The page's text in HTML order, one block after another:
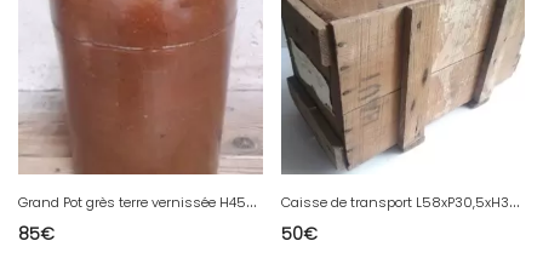
G
rand Pot grès terre vernissée H45cm conserve ancien
85€
C
aisse de transport L58xP30,5xH34cm bois rangement
50€